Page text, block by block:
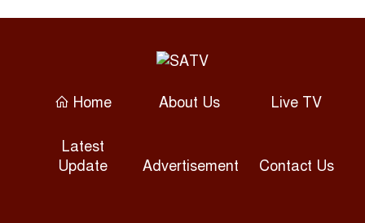
পরিষদ চেয়ারম্যান কারাগারে
হাজিরের নির্দেশ
Home About Us Live TV
Latest
Update
Advertisement Contact Us